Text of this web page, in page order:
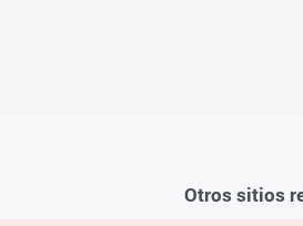
Otros sitios